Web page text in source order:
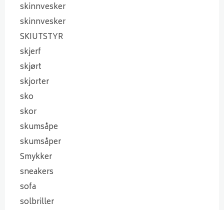
skinnvesker
skinnvesker
SKIUTSTYR
skjerf
skjørt
skjorter
sko
skor
skumsåpe
skumsåper
Smykker
sneakers
sofa
solbriller